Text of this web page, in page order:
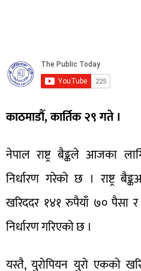
काठमाडौँ, कार्तिक २९ गते ।
नेपाल राष्ट्र बैङ्कले आजका
निर्धारण गरेको छ । राष्ट्र
खरिददर १४१ रुपैयाँ ७० पैसा
निर्धारण गरिएको छ ।
यस्तै, युरोपियन युरो एकको